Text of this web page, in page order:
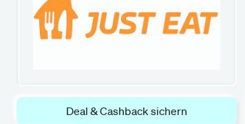
Deal & Cashback sichern